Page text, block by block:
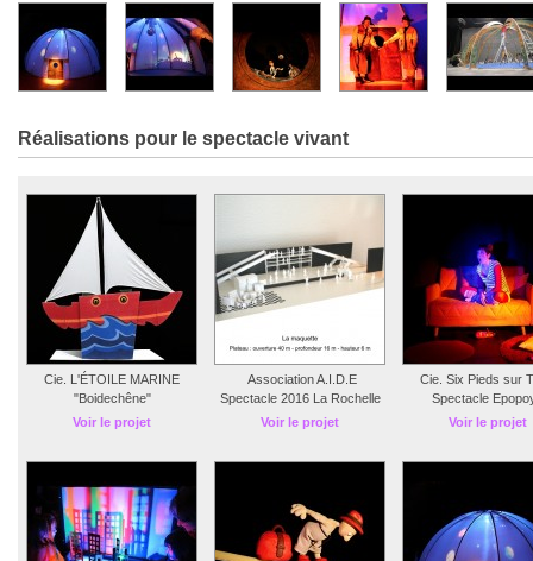
Réalisations pour le spectacle vivant
Cie. L'ÉTOILE MARINE
"Boidechêne"
Voir le projet
Association A.I.D.E
Spectacle 2016 La Rochelle
Voir le projet
Cie. Six Pieds sur
Spectacle
Voir le projet